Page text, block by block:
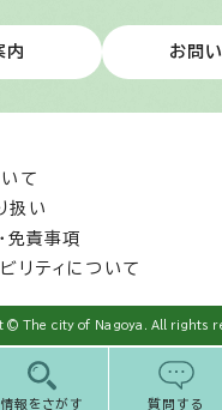
情報をさがす 質問する
内 お問
て
扱い
免責事項
リティについて
© The city of Nagoya. All rights